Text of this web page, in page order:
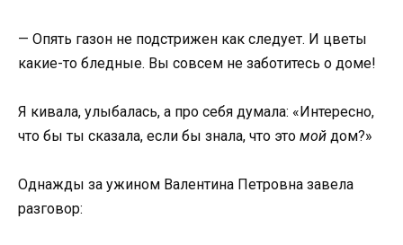
— Опять газон не подстрижен как следует. И цветы
какие-то бледные. Вы совсем не заботитесь о доме!
Я кивала, улыбалась, а про себя думала: «Интересно,
что бы ты сказала, если бы знала, что это мой дом?»
Однажды за ужином Валентина Петровна завела
разговор: